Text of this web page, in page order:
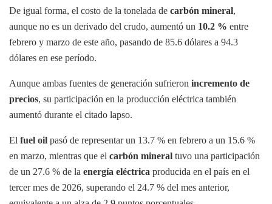
De igual forma, el costo de la tonelada de carbón mineral,
aunque no es un derivado del crudo, aumentó un 10.2 % entre
febrero y marzo de este año, pasando de 85.6 dólares a 94.3
dólares en ese período.
Aunque ambas fuentes de generación sufrieron incremento de
precios, su participación en la producción eléctrica también
aumentó durante el citado lapso.
El fuel oil pasó de representar un 13.7 % en febrero a un 15.6 %
en marzo, mientras que el carbón mineral tuvo una participación
de un 27.6 % de la energía eléctrica producida en el país en el
tercer mes de 2026, superando el 24.7 % del mes anterior,